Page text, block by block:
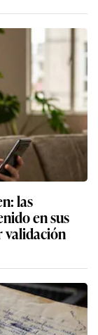
las
en sus
validación